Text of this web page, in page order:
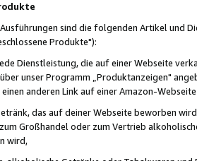
sind die folgenden Artikel und
Produkte"):
Dienstleistung, die auf einer Webseite
unser Programm „Produktanzeigen"
anderen Link auf einer Amazon-
das auf deiner Webseite beworben
Großhandel oder zum Vertrieb
wird,